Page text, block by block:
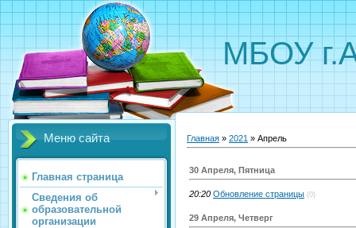
МБОУ
Меню сайта
Главная страница
Сведения об
образовательной
организации
Главная » 2021 » Апрель
30 Апреля, Пятница
20:20 Обновление страницы (0)
29 Апреля, Четверг